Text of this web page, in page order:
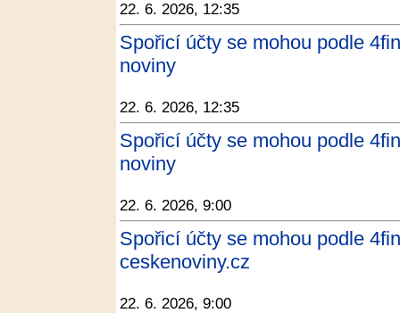
22. 6. 2026, 12:35
Spořicí účty se mohou podle
noviny
22. 6. 2026, 12:35
Spořicí účty se mohou podle
noviny
22. 6. 2026, 9:00
Spořicí účty se mohou podle
ceskenoviny.cz
22. 6. 2026, 9:00